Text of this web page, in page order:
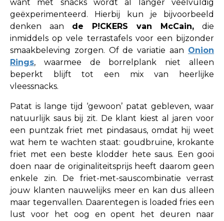
want met snacks wordt al langer veelvuldig
geëxperimenteerd. Hierbij kun je bijvoorbeeld
denken aan de P!CKERS van McCain, die
inmiddels op vele terrastafels voor een bijzonder
smaakbeleving zorgen. Of de variatie aan Onion
Rings, waarmee de borrelplank niet alleen
beperkt blijft tot een mix van heerlijke
vleessnacks.
Patat is lange tijd ‘gewoon’ patat gebleven, waar
natuurlijk saus bij zit. De klant kiest al jaren voor
een puntzak friet met pindasaus, omdat hij weet
wat hem te wachten staat: goudbruine, krokante
friet met een beste klodder hete saus. Een gooi
doen naar de originaliteitsprijs heeft daarom geen
enkele zin. De friet-met-sauscombinatie verrast
jouw klanten nauwelijks meer en kan dus alleen
maar tegenvallen. Daarentegen is loaded fries een
lust voor het oog en opent het deuren naar